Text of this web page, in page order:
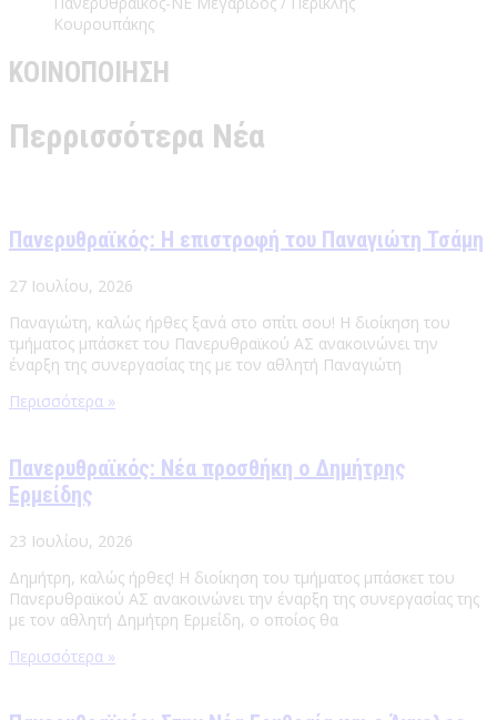
Κουρουπάκης
ΚΟΙΝΟΠΟΙΗΣΗ
Περρισσότερα Νέα
Πανερυθραϊκός: Η επιστροφή του Παναγιώτη Τσάμη
27 Ιουλίου, 2026
Παναγιώτη, καλώς ήρθες ξανά στο σπίτι σου! Η διοίκηση του
τμήματος μπάσκετ του Πανερυθραϊκού ΑΣ ανακοινώνει την
έναρξη της συνεργασίας της με τον αθλητή Παναγιώτη
Περισσότερα »
Πανερυθραϊκός: Νέα προσθήκη ο Δημήτρης
Ερμείδης
23 Ιουλίου, 2026
Δημήτρη, καλώς ήρθες! Η διοίκηση του τμήματος μπάσκετ του
Πανερυθραϊκού ΑΣ ανακοινώνει την έναρξη της συνεργασίας της
με τον αθλητή Δημήτρη Ερμείδη, ο οποίος θα
Περισσότερα »